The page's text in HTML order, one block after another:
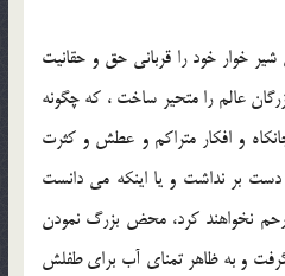
خوار خود را قربانى حق و حقانيت
عالم را متحير ساخت ، كه چگونه
و افكار متراكم و عطش و كثرت
بر نداشت و يا اينكه مى دانست
نخواهند كرد، محض بزرگ نمودن
و به ظاهر تمناى آب براى طفلش